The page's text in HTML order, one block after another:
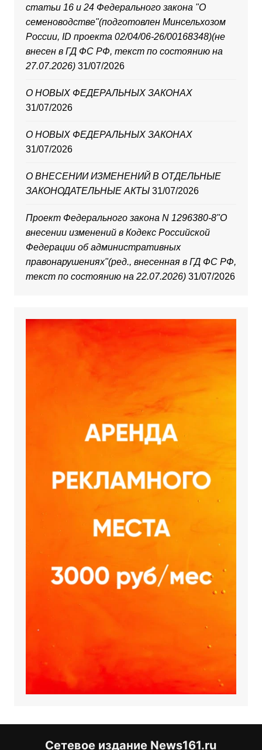
статьи 16 и 24 Федерального закона "О
семеноводстве"(подготовлен Минсельхозом
России, ID проекта 02/04/06-26/00168348)(не
внесен в ГД ФС РФ, текст по состоянию на
27.07.2026) 31/07/2026
О НОВЫХ ФЕДЕРАЛЬНЫХ ЗАКОНАХ
31/07/2026
О НОВЫХ ФЕДЕРАЛЬНЫХ ЗАКОНАХ
31/07/2026
О ВНЕСЕНИИ ИЗМЕНЕНИЙ В ОТДЕЛЬНЫЕ
ЗАКОНОДАТЕЛЬНЫЕ АКТЫ 31/07/2026
Проект Федерального закона N 1296380-8"О
внесении изменений в Кодекс Российской
Федерации об административных
правонарушениях"(ред., внесенная в ГД ФС РФ,
текст по состоянию на 22.07.2026) 31/07/2026
Сетевое издание News161.ru